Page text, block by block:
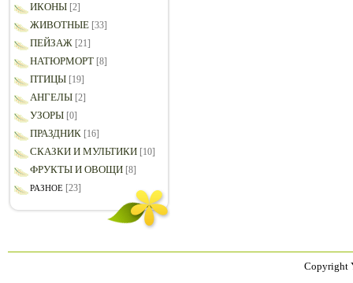
ИКОНЫ [2]
ЖИВОТНЫЕ [33]
ПЕЙЗАЖ [21]
НАТЮРМОРТ [8]
ПТИЦЫ [19]
АНГЕЛЫ [2]
УЗОРЫ [0]
ПРАЗДНИК [16]
СКАЗКИ И МУЛЬТИКИ [10]
ФРУКТЫ И ОВОЩИ [8]
РАЗНОЕ [23]
Copyright